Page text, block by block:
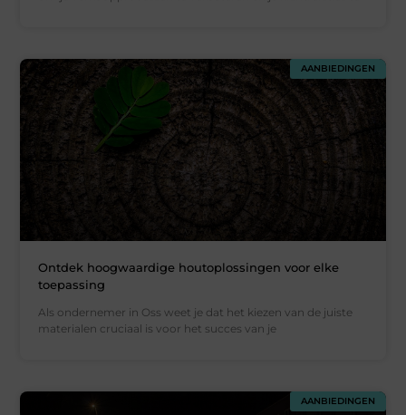
AANBIEDINGEN
Ontdek hoogwaardige houtoplossingen voor elke
toepassing
Als ondernemer in Oss weet je dat het kiezen van de juiste
materialen cruciaal is voor het succes van je
AANBIEDINGEN